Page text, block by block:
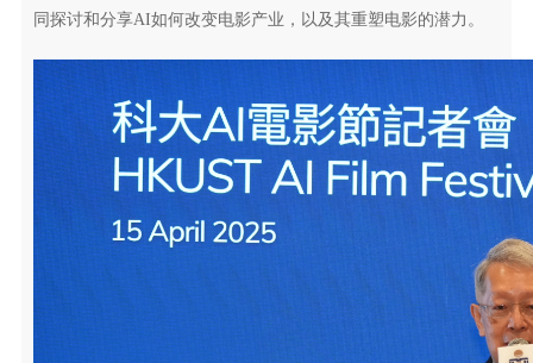
同探讨和分享AI如何改变电影产业，以及其重塑电影的潜力。